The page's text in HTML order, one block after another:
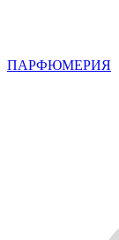
ПАРФЮМЕРИЯ